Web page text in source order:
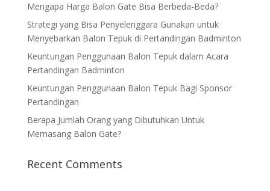
Mengapa Harga Balon Gate Bisa Berbeda-Beda?
Strategi yang Bisa Penyelenggara Gunakan untuk
Menyebarkan Balon Tepuk di Pertandingan Badminton
Keuntungan Penggunaan Balon Tepuk dalam Acara
Pertandingan Badminton
Keuntungan Penggunaan Balon Tepuk Bagi Sponsor
Pertandingan
Berapa Jumlah Orang yang Dibutuhkan Untuk
Memasang Balon Gate?
Recent Comments